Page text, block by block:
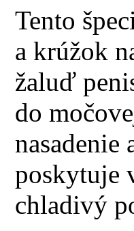
Tento
a krúžok
žaluď
do
nasadenie
poskytuje
chladivý